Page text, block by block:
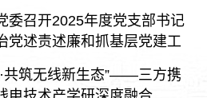
委召开2025年度党支部书记
党述责述廉和抓基层党建工
共筑无线新生态”——三方携